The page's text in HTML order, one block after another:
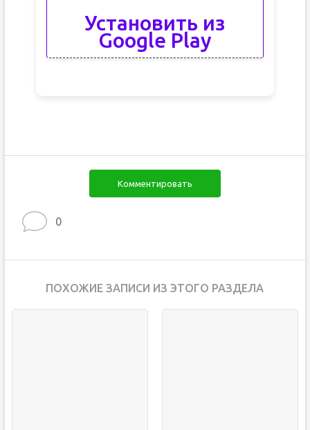
Установить из
Google Play
Комментировать
0
ПОХОЖИЕ ЗАПИСИ ИЗ ЭТОГО РАЗДЕЛА